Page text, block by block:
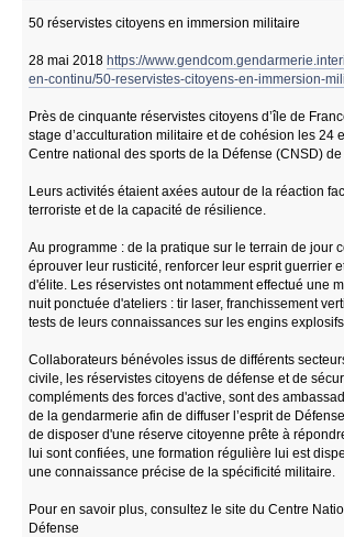
50 réservistes citoyens en immersion militaire
28 mai 2018https://
en-continu/50-reservistes-citoyens-en-immersion-
Près de cinquante réservistes citoyens d’île de
stage d’acculturation militaire et de cohésion les 24
Centre national des sports de la Défense (CNSD)
Leurs activités étaient axées autour de la réaction
terroriste et de la capacité de résilience.
Au programme : de la pratique sur le terrain de jour
éprouver leur rusticité, renforcer leur esprit guerrier
d'élite. Les réservistes ont notamment effectué une
nuit ponctuée d'ateliers : tir laser, franchissement
tests de leurs connaissances sur les engins
Collaborateurs bénévoles issus de différents
civile, les réservistes citoyens de défense et de
compléments des forces d'active, sont des
de la gendarmerie afin de diffuser l’esprit de
de disposer d'une réserve citoyenne prête à
lui sont confiées, une formation régulière lui est
une connaissance précise de la spécificité militaire.
Pour en savoir plus, consultez le site du Centre
Défense